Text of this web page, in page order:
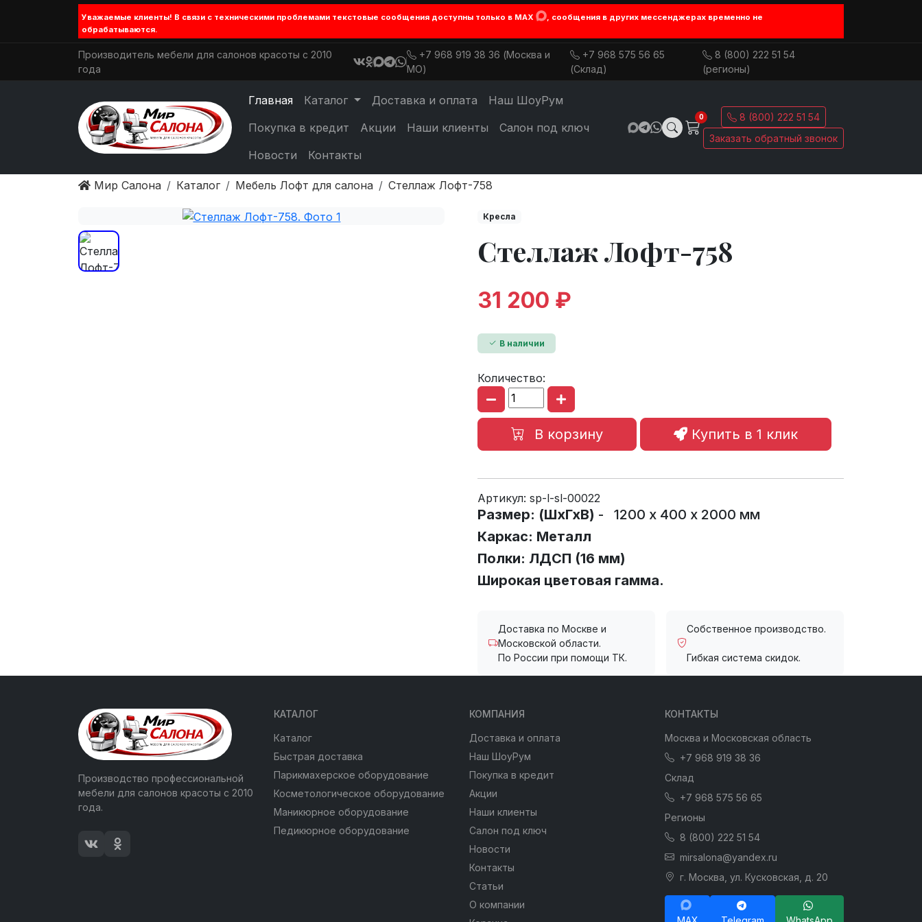
Уважаемые клиенты! В связи с техническими проблемами текстовые сообщения доступны только в MAX
, сообщения в других мессенджерах временно не
обрабатываются.
Производитель мебели для салонов красоты с 2010
года
+7 968 919 38 36 (Москва и
МО)
+7 968 575 56 65
(Склад)
8 (800) 222 51 54
(регионы)
Главная Каталог Доставка и оплата
Наш ШоуРум
Покупка в кредит
Акции Наши клиенты
Салон под ключ
Новости
Контакты
0
8 (800) 222 51 54
Заказать обратный звонок
Мир Салона Каталог Мебель Лофт для салона Стеллаж Лофт-758
Кресла
Стеллаж Лофт-758
31 200 ₽
В наличии
Количество:
В корзину Купить в 1 клик
Артикул: sp-l-sl-00022
Размер: (ШхГхВ) - 1200 х 400 х 2000 мм
Каркас: Металл
Полки: ЛДСП (16 мм)
Широкая цветовая гамма.
Доставка по Москве и
Московской области.
По России при помощи ТК.
Собственное производство.
Гибкая система скидок.
Производство профессиональной
мебели для салонов красоты с 2010
года.
КАТАЛОГ
Каталог
Быстрая доставка
Парикмахерское оборудование
Косметологическое оборудование
Маникюрное оборудование
Педикюрное оборудование
КОМПАНИЯ
Доставка и оплата
Наш ШоуРум
Покупка в кредит
Акции
Наши клиенты
Салон под ключ
Новости
Контакты
Статьи
О компании
КОНТАКТЫ
Москва и Московская область
+7 968 919 38 36
Склад
+7 968 575 56 65
Регионы
8 (800) 222 51 54
mirsalona@yandex.ru
г. Москва, ул. Кусковская, д. 20